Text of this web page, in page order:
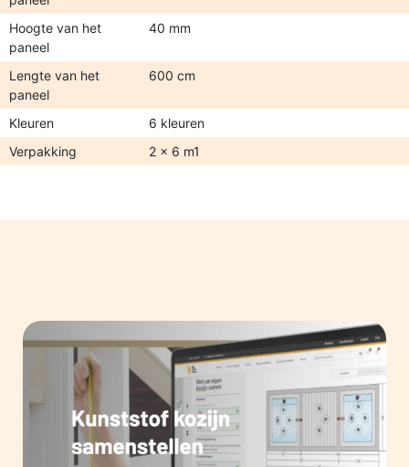
Hoogte van het
paneel
40 mm
Lengte van het
paneel
600 cm
Kleuren
6 kleuren
Verpakking
2 x 6 m1